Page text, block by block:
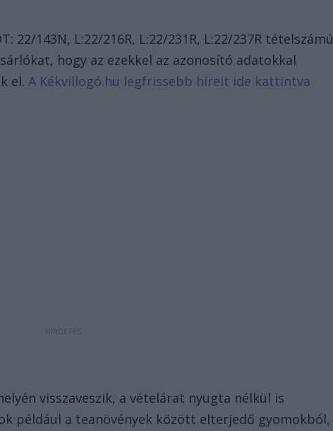
22/143N, L:22/216R, L:22/231R, L:22/237R tételszámú
hogy az ezekkel az azonosító adatokkal
el.A Kékvillogó.hu legfrissebb híreit ide kattintva
visszaveszik, a vételárat nyugta nélkül is
például a teanövények között elterjedő gyomokból,